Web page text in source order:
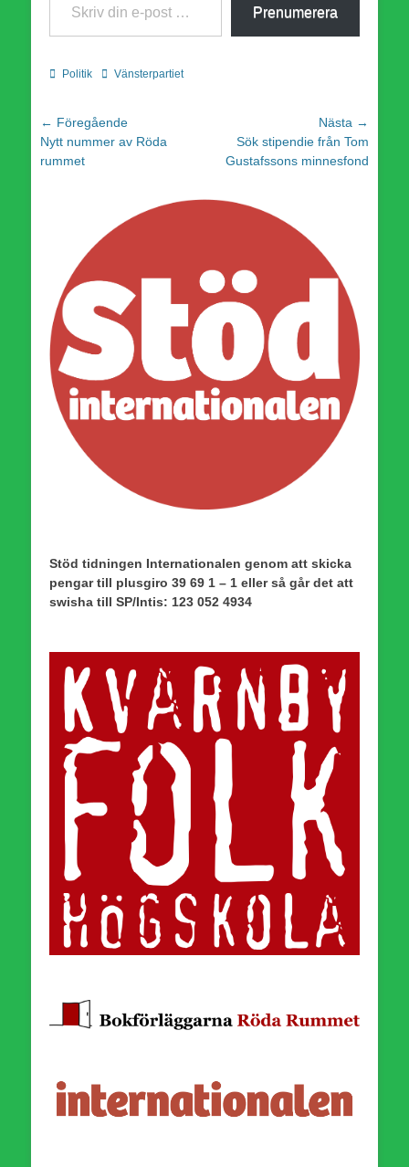
Prenumerera
Kategorier
Politik Etiketter
Vänsterpartiet
Inläggsnavigering
← Föregående
Föregående
inlägg:
Nytt nummer av Röda
rummet
Nästa →
inlägg:
Sök stipendie från Tom
Gustafssons minnesfond
Stöd tidningen Internationalen genom att skicka
pengar till plusgiro 39 69 1 – 1 eller så går det att
swisha till SP/Intis: 123 052 4934